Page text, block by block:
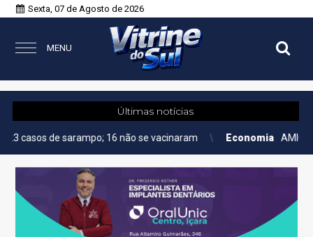
Sexta, 07 de Agosto de 2026
MENU
Últimas notícias
16 não se vacinaram Economia AMIG Brasil